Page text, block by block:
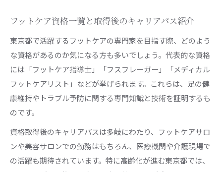
フットケア資格一覧と取得後のキャリアパス紹介
東京都で活躍するフットケアの専門家を目指す際、どのよう
な資格があるのか気になる方も多いでしょう。代表的な資格
には「フットケア指導士」「フスフレーガー」「メディカル
フットケアリスト」などが挙げられます。これらは、足の健
康維持やトラブル予防に関する専門知識と技術を証明するも
のです。
資格取得後のキャリアパスは多岐にわたり、フットケアサロ
ンや美容サロンでの勤務はもちろん、医療機関や介護現場で
の活躍も期待されています。特に高齢化が進む東京都では、